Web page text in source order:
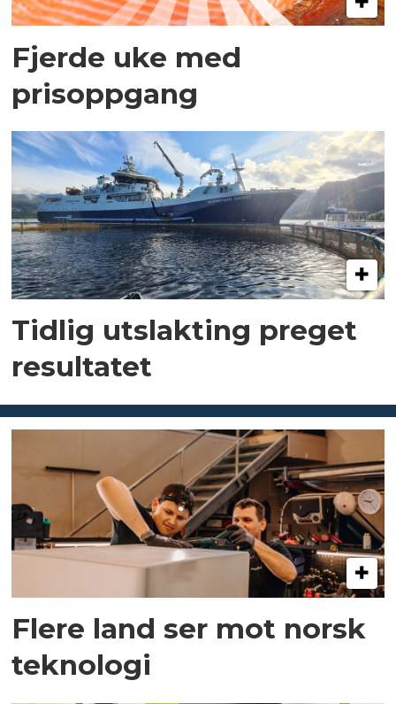
Fjerde uke med
prisoppgang
Tidlig utslakting preget
resultatet
Flere land ser mot norsk
teknologi